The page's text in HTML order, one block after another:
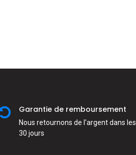
Garantie de remboursement
Nous retournons de l’argent dans les
30 jours